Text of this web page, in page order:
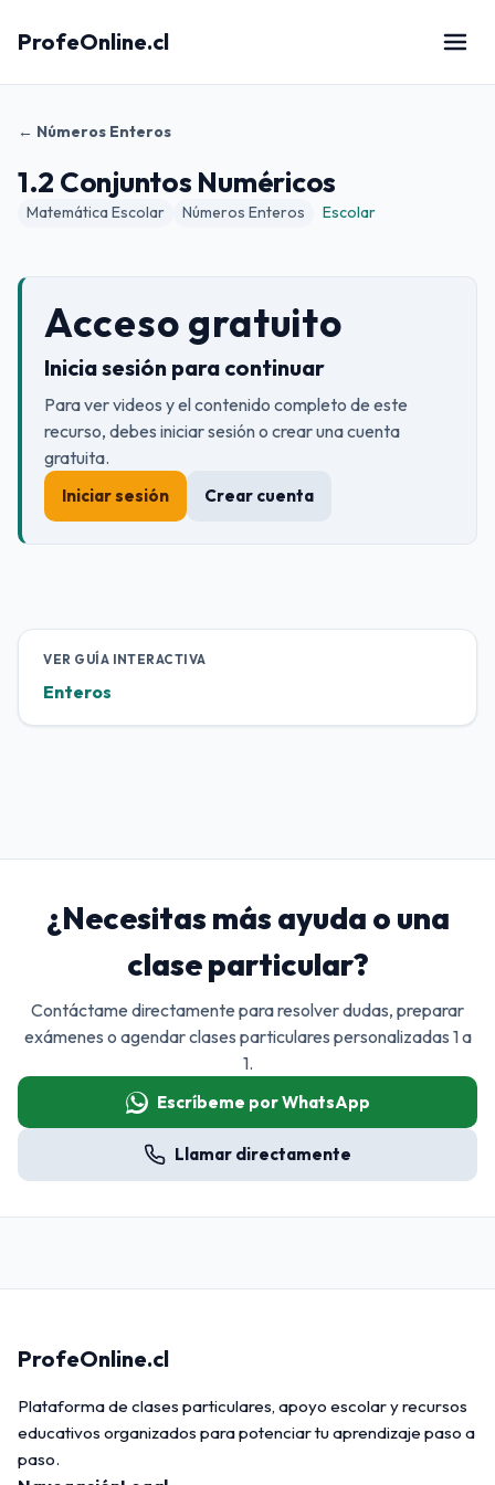
ProfeOnline.cl
← Números Enteros
1.2 Conjuntos Numéricos
Matemática Escolar Números Enteros Escolar
Acceso gratuito
Inicia sesión para continuar
Para ver videos y el contenido completo de este
recurso, debes iniciar sesión o crear una cuenta
gratuita.
Iniciar sesión Crear cuenta
VER GUÍA INTERACTIVA
Enteros
¿Necesitas más ayuda o una
clase particular?
Contáctame directamente para resolver dudas, preparar
exámenes o agendar clases particulares personalizadas 1 a
1.
Escríbeme por WhatsApp
Llamar directamente
ProfeOnline.cl
Plataforma de clases particulares, apoyo escolar y recursos
educativos organizados para potenciar tu aprendizaje paso a
paso.